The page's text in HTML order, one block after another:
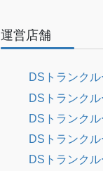
運営店舗
DSトランク
DSトランク
DSトランク
DSトランク
DSトランク